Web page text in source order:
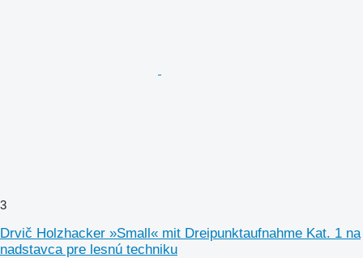
3
Drvič Holzhacker »Small« mit Dreipunktaufnahme Kat. 1 na
nadstavca pre lesnú techniku